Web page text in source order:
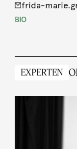
frida-
BIO
EXPERTEN